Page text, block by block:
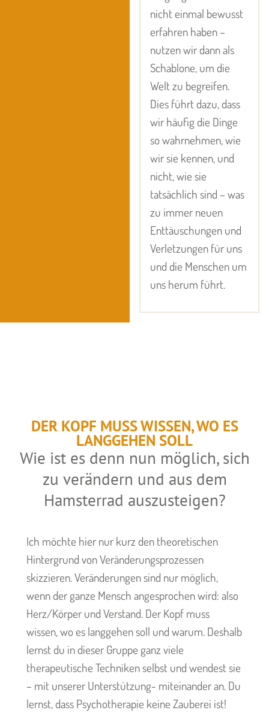
nicht einmal bewusst
erfahren haben –
nutzen wir dann als
Schablone, um die
Welt zu begreifen.
Dies führt dazu, dass
wir häufig die Dinge
so wahrnehmen, wie
wir sie kennen, und
nicht, wie sie
tatsächlich sind – was
zu immer neuen
Enttäuschungen und
Verletzungen für uns
und die Menschen um
uns herum führt.
DER KOPF MUSS WISSEN, WO ES
LANGGEHEN SOLL
Wie ist es denn nun möglich, sich
zu verändern und aus dem
Hamsterrad auszusteigen?
Ich möchte hier nur kurz den theoretischen
Hintergrund von Veränderungsprozessen
skizzieren. Veränderungen sind nur möglich,
wenn der ganze Mensch angesprochen wird: also
Herz/Körper und Verstand. Der Kopf muss
wissen, wo es langgehen soll und warum. Deshalb
lernst du in dieser Gruppe ganz viele
therapeutische Techniken selbst und wendest sie
– mit unserer Unterstützung- miteinander an. Du
lernst, dass Psychotherapie keine Zauberei ist!